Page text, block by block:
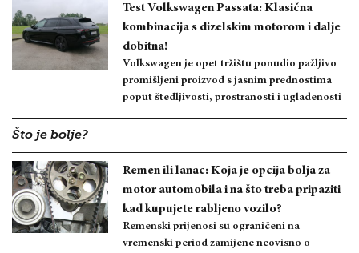
Test Volkswagen Passata: Klasična
kombinacija s dizelskim motorom i dalje
dobitna!
Volkswagen je opet tržištu ponudio pažljivo
promišljeni proizvod s jasnim prednostima
poput štedljivosti, prostranosti i uglađenosti
Što je bolje?
Remen ili lanac: Koja je opcija bolja za
motor automobila i na što treba pripaziti
kad kupujete rabljeno vozilo?
Remenski prijenosi su ograničeni na
vremenski period zamijene neovisno o